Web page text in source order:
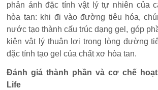
phản ánh đặc tính vật lý tự nhiên của
hòa tan: khi đi vào đường tiêu hóa,
nước tạo thành cấu trúc dạng gel, góp
kiện vật lý thuận lợi trong lòng đường
đặc tính tạo gel của chất xơ hòa tan.
Đánh giá thành phần và cơ chế
Life